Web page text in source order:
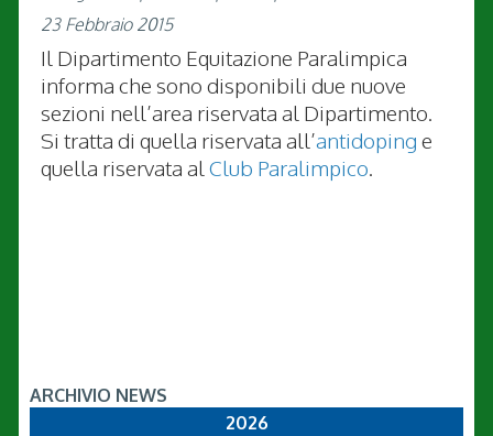
23 Febbraio 2015
Il Dipartimento Equitazione Paralimpica
informa che sono disponibili due nuove
sezioni nell’area riservata al Dipartimento.
Si tratta di quella riservata all’antidoping e
quella riservata al Club Paralimpico.
ARCHIVIO NEWS
2026